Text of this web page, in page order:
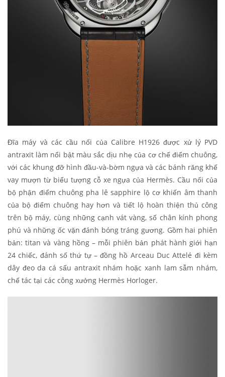
Đĩa máy và các cầu nối của Calibre H1926 được xử lý PVD
antraxit làm nổi bật màu sắc dịu nhẹ của cơ chế điểm chuông,
với các khung đỡ hình đầu-và-bờm ngựa và các bánh răng khế
vay mượn từ biểu tượng cỗ xe ngựa của Hermès. Cầu nối của
bộ phận điểm chuông pha lê sapphire lộ cơ khiến âm thanh
của bộ điểm chuông hay hơn và tiết lộ hoàn thiện thủ công
trên bộ máy, cùng những cạnh vát vàng, số chân kính phong
phú và những ốc vặn đánh bóng tráng gương. Gồm hai phiên
bản: titan và vàng hồng – mỗi phiên bản phát hành giới hạn
24 chiếc, đánh số thứ tự – đồng hồ Arceau Duc Attelé đi kèm
dây đeo da cá sấu antraxit nhám hoặc xanh lam sẫm nhám,
chế tác tại các công xưởng Hermès Horloger.